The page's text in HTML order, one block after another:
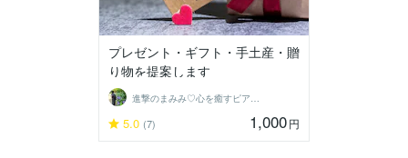
プレゼント・ギフト・手土産・贈
り物を提案します
進撃のまみみ♡心を癒すピアヘルパー
5.0 (7) 1,000円